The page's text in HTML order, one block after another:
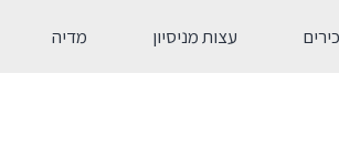
עצות מניסיון מדיה